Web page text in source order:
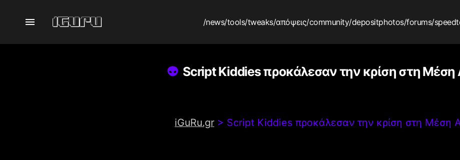
/news/tools/tweaks/απόψεις/community/depositphotos/forums/
Script Kiddies προκάλεσαν την κρίση στη Μέση
iGuRu.gr > Script Kiddies προκάλεσαν την κρίση στη Μέση